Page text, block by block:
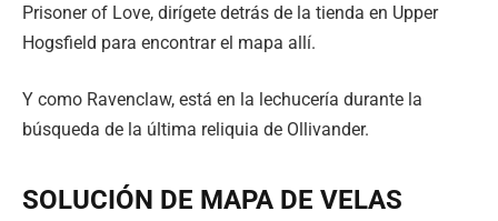
Prisoner of Love, dirígete detrás de la tienda en Upper
Hogsfield para encontrar el mapa allí.
Y como Ravenclaw, está en la lechucería durante la
búsqueda de la última reliquia de Ollivander.
SOLUCIÓN DE MAPA DE VELAS